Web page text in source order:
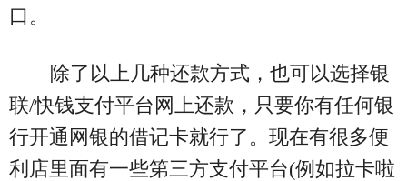
口。
除了以上几种还款方式，也可以选择银
联/快钱支付平台网上还款，只要你有任何银
行开通网银的借记卡就行了。现在有很多便
利店里面有一些第三方支付平台(例如拉卡啦